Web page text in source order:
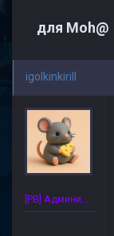
для Moh@
igolkinkirill
[PB] Администратор